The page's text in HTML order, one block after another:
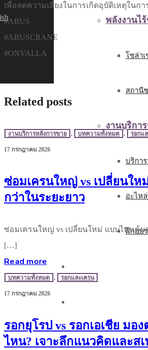
พลังงานไ
โซล่า
สถานี
งานบริกา
บริกา
อะไห
ฝึกอบ
เพื่อลดความเสี่ยงในการเกิดอุบัติเหตุในก
#ABUS
#ABUSCRANE
#ONVALLA
Related posts
งานบริการหลังการขาย , บทความทั้งหมด , รอกแ
17 กรกฎาคม 2026
ซ่อมเครนใหญ่ vs เปลี่ยนใ
กว่าในระยะยาว
ซ่อมเครนใหญ่ vs เปลี่ยนใหม่ แบบไหนคุ้ม
[…]
Read more
บทความทั้งหมด , รอกและเครน
17 กรกฎาคม 2026
รอกยุโรป vs รอกเอเชีย มอ
ไหน? เจาะลึกแนวคิดและส